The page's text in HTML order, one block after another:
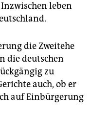
leben
die Zweitehe
die deutschen
zu
auch, ob er
auf Einbürgerung